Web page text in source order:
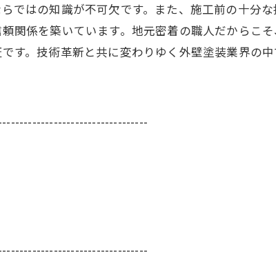
ではの知識が不可欠です。また、施工前の十分
関係を築いています。地元密着の職人だからこ
す。技術革新と共に変わりゆく外壁塗装業界の